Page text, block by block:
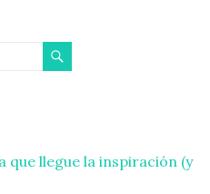
que llegue la inspiración (y